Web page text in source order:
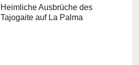
Heimliche Ausbrüche des
Tajogaite auf La Palma